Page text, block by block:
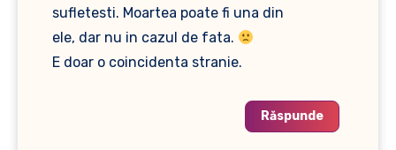
sufletesti. Moartea poate fi una din
ele, dar nu in cazul de fata.
E doar o coincidenta stranie.
Răspunde